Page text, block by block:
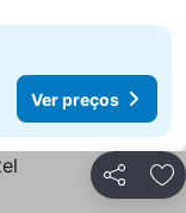
Ver preços
Partilhar